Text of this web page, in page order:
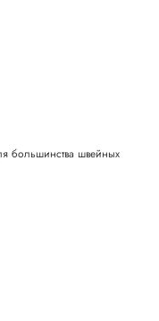
большинства швейных